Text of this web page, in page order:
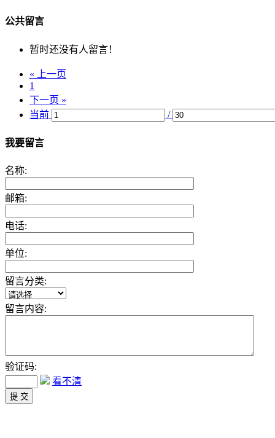
公共留言
暂时还没有人留言！
« 上一页
1
下一页 »
当前
/
我要留言
名称:
邮箱:
电话:
单位:
留言分类:
留言内容:
验证码:
看不清